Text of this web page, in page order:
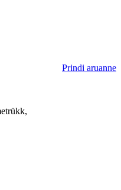
Prindi aruanne